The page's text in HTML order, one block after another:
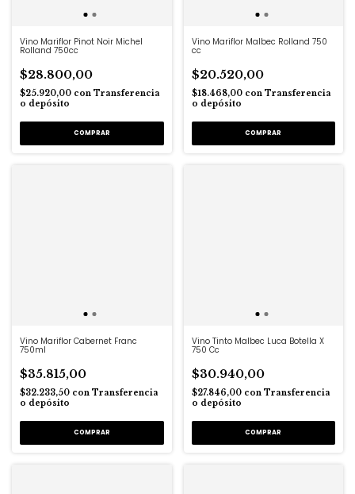
Vino Mariflor Pinot Noir Michel
Rolland 750cc
$28.800,00
$25.920,00 con Transferencia
o depósito
Vino Mariflor Malbec Rolland 750
cc
$20.520,00
$18.468,00 con Transferencia
o depósito
Vino Mariflor Cabernet Franc
750ml
$35.815,00
$32.233,50 con Transferencia
o depósito
Vino Tinto Malbec Luca Botella X
750 Cc
$30.940,00
$27.846,00 con Transferencia
o depósito